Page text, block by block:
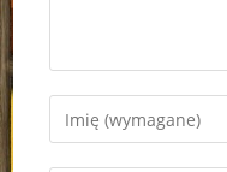
Enter
your